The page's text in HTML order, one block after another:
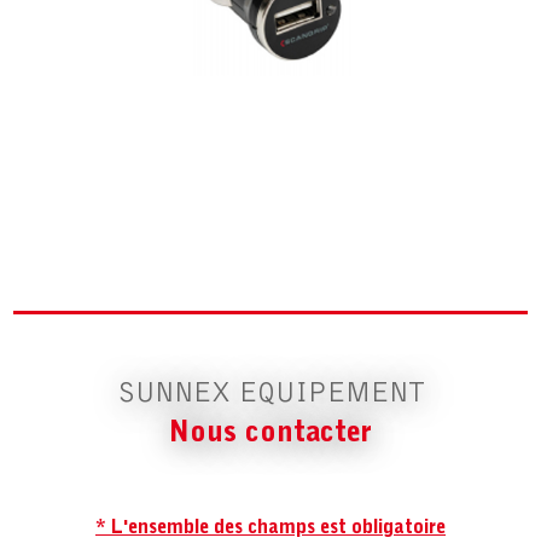
SUNNEX EQUIPEMENT
Nous contacter
* L'ensemble des champs est obligatoire